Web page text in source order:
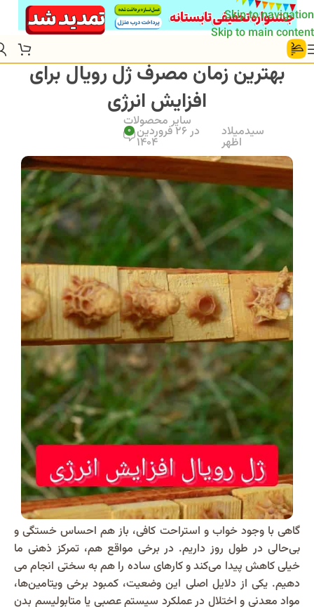
Skip to navigation
Skip to main content
بهترین زمان مصرف ژل رویال برای
افزایش انرژی
سایر محصولات
سیدمیلاد
اظهر
در 26 فروردین
1404
0
گاهی با وجود خواب و استراحت کافی، باز هم احساس خستگی و
بی‌حالی در طول روز داریم. در برخی مواقع هم، تمرکز ذهنی ما
خیلی کاهش پیدا می‌کند و کارهای ساده را هم به سختی انجام می
دهیم. یکی از دلایل اصلی این وضعیت، کمبود برخی ویتامین‌ها،
مواد معدنی و اختلال در عملکرد سیستم عصبی یا متابولیسم بدن